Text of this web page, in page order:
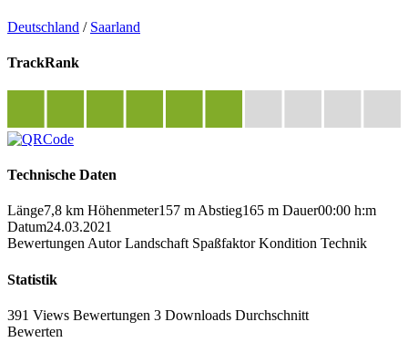
Deutschland / Saarland
TrackRank
Technische Daten
Länge7,8 km Höhenmeter157 m Abstieg165 m Dauer00:00 h:m
Datum24.03.2021
Bewertungen Autor Landschaft Spaßfaktor Kondition Technik
Statistik
391 Views Bewertungen 3 Downloads Durchschnitt
Bewerten